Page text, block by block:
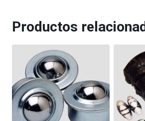
Productos